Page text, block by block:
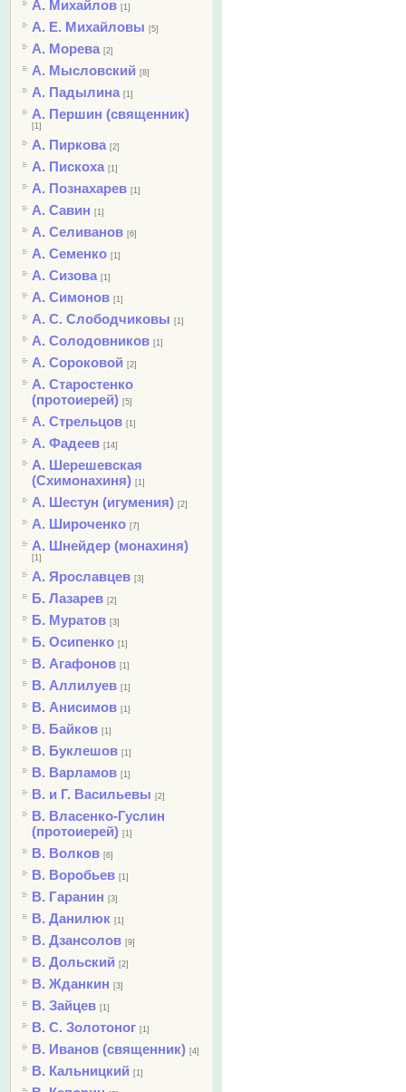
А. Михайлов [1]
А. Е. Михайловы [5]
А. Морева [2]
А. Мысловский [8]
А. Падылина [1]
А. Першин (священник)
[1]
А. Пиркова [2]
А. Пискоха [1]
А. Познахарев [1]
А. Савин [1]
А. Селиванов [6]
А. Семенко [1]
А. Сизова [1]
А. Симонов [1]
А. С. Слободчиковы [1]
А. Солодовников [1]
А. Сороковой [2]
А. Старостенко
(протоиерей) [5]
А. Стрельцов [1]
А. Фадеев [14]
А. Шерешевская
(Схимонахиня) [1]
А. Шестун (игумения) [2]
А. Широченко [7]
А. Шнейдер (монахиня)
[1]
А. Ярославцев [3]
Б. Лазарев [2]
Б. Муратов [3]
Б. Осипенко [1]
В. Агафонов [1]
В. Аллилуев [1]
В. Анисимов [1]
В. Байков [1]
В. Буклешов [1]
В. Варламов [1]
В. и Г. Васильевы [2]
В. Власенко-Гуслин
(протоиерей) [1]
В. Волков [6]
В. Воробьев [1]
В. Гаранин [3]
В. Данилюк [1]
В. Дзансолов [9]
В. Дольский [2]
В. Жданкин [3]
В. Зайцев [1]
В. С. Золотоног [1]
В. Иванов (священник) [4]
В. Кальницкий [1]